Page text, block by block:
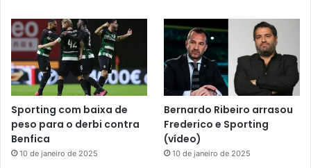
Sporting com baixa de
peso para o derbi contra
Benfica
10 de janeiro de 2025
Bernardo Ribeiro arrasou
Frederico e Sporting
(vídeo)
10 de janeiro de 2025